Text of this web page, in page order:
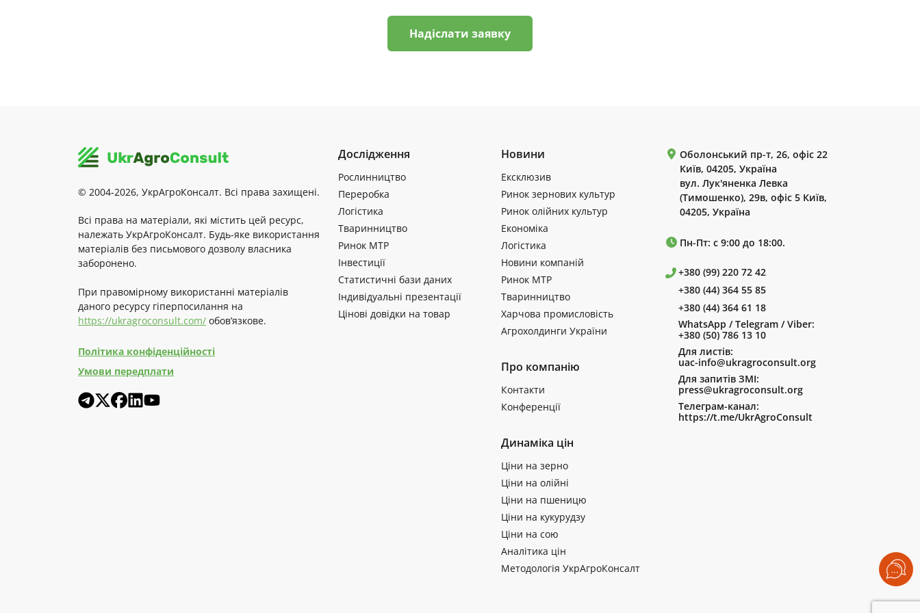
Надіслати заявку
© 2004-2026, УкрАгроКонсалт. Всі права захищені.
Всі права на матеріали, які містить цей ресурс,
належать УкрАгроКонсалт. Будь-яке використання
матеріалів без письмового дозволу власника
заборонено.
При правомірному використанні матеріалів
даного ресурсу гіперпосилання на
https://ukragroconsult.com/ обов’язкове.
Політика конфіденційності
Умови передплати
Дослідження
Рослинництво
Переробка
Логістика
Тваринництво
Ринок МТР
Інвестиції
Статистичні бази даних
Індивідуальні презентації
Цінові довідки на товар
Новини
Ексклюзив
Ринок зернових культур
Ринок олійних культур
Економіка
Логістика
Новини компаній
Ринок МТР
Тваринництво
Харчова промисловість
Агрохолдинги України
Про компанію
Контакти
Конференції
Динаміка цін
Ціни на зерно
Ціни на олійні
Ціни на пшеницю
Ціни на кукурудзу
Ціни на сою
Аналітика цін
Методологія УкрАгроКонсалт
Оболонський пр-т, 26, офіс 22
Київ, 04205, Україна
вул. Лук'яненка Левка
(Тимошенко), 29в, офіс 5 Київ,
04205, Україна
Пн-Пт: с 9:00 до 18:00.
+380 (99) 220 72 42
+380 (44) 364 55 85
+380 (44) 364 61 18
WhatsApp / Telegram / Viber:
+380 (50) 786 13 10
Для листів:
uac-info@ukragroconsult.org
Для запитів ЗМІ:
press@ukragroconsult.org
Телеграм-канал:
https://t.me/UkrAgroConsult